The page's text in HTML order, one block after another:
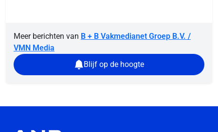
Meer berichten van B + B Vakmedianet Groep B.V. /
VMN Media
Blijf op de hoogte